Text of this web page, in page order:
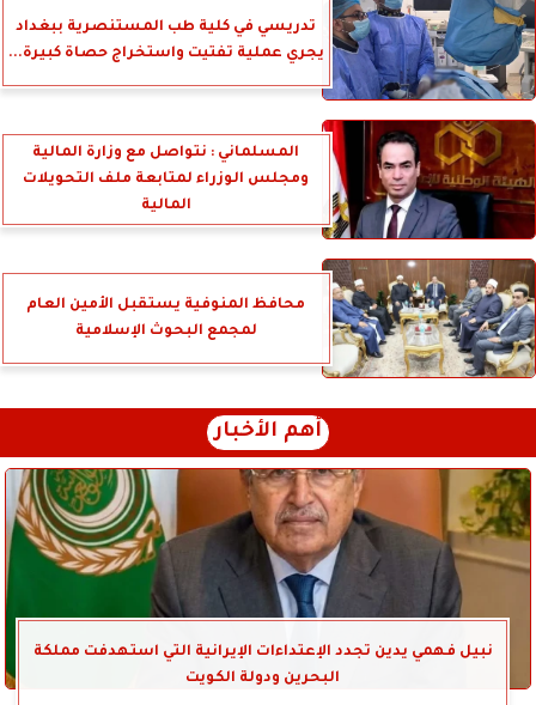
تدريسي في كلية طب المستنصرية ببغداد
يجري عملية تفتيت واستخراج حصاة كبيرة...
المسلماني : نتواصل مع وزارة المالية
ومجلس الوزراء لمتابعة ملف التحويلات
المالية
محافظ المنوفية يستقبل الأمين العام
لمجمع البحوث الإسلامية
أهم الأخبار
نبيل فهمي يدين تجدد الإعتداءات الإيرانية التي استهدفت مملكة
البحرين ودولة الكويت